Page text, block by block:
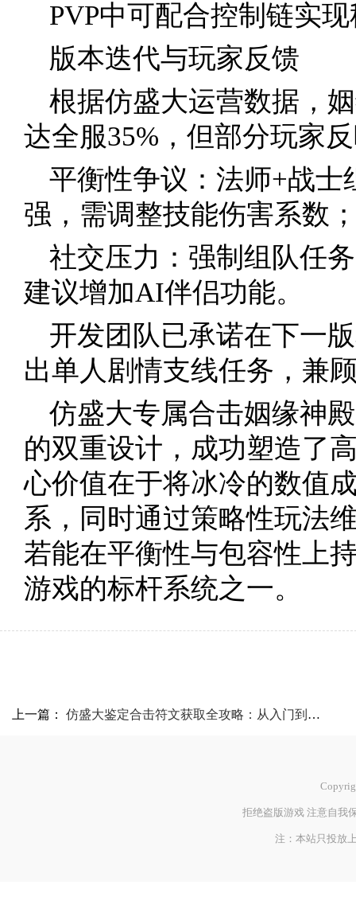
PVP中可配合控制链实
版本迭代与玩家反馈
根据仿盛大运营数据，
达全服35%，但部分玩家
平衡性争议：法师+战士
强，需调整技能伤害系数
社交压力：强制组队任
建议增加AI伴侣功能。
开发团队已承诺在下一
出单人剧情支线任务，兼
仿盛大专属合击姻缘神
的双重设计，成功塑造了
心价值在于将冰冷的数值
系，同时通过策略性玩法
若能在平衡性与包容性上
游戏的标杆系统之一。
上一篇： 仿盛大鉴定合击符文获取全攻略：从入门到精通
拒绝盗版游戏 注意自我
注：本站只投放